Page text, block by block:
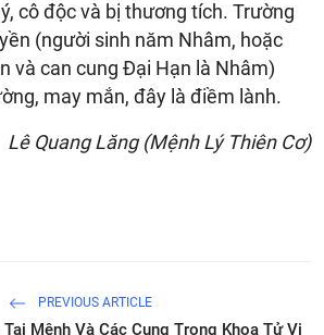
cô độc và bị thương tích. Trường
(người sinh năm Nhâm, hoặc
và can cung Đại Hạn là Nhâm)
may mắn, đây là điềm lành.
Lê Quang Lăng (Mệnh Lý Thiên Cơ)
PREVIOUS ARTICLE
Mệnh Và Các Cung Trong Khoa Tử Vi